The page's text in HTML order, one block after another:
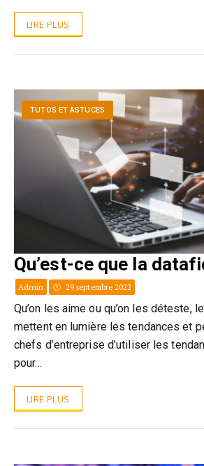
LIRE PLUS
TUTOS ET ASTUCES
Qu’est-ce que la
Admin 29 septembre 2022
Qu’on les aime ou qu’on les déteste,
mettent en lumière les tendances et
chefs d’entreprise d’utiliser les
pour…
LIRE PLUS